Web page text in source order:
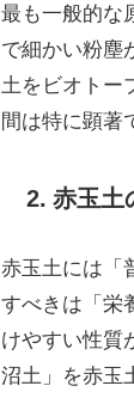
最も一般的な
で細かい粉塵
土をビオトー
間は特に顕著
2. 赤玉土
赤玉土には「
すべきは「栄
けやすい性質
沼土」を赤玉